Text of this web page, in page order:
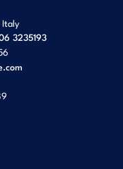
Italy
3235193